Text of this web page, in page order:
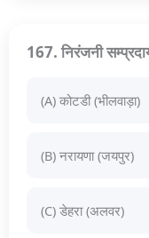
167. निरंजनी
(A) कोटडी (भीलवाड़ा)
(B) नरायणा (जयपुर)
(C) डेहरा (अलवर)